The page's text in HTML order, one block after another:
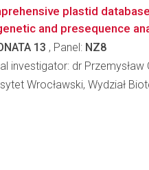
plastid
and presequence
13 , Panel: NZ8
investigator: dr Przemysław
Wrocławski, Wydział